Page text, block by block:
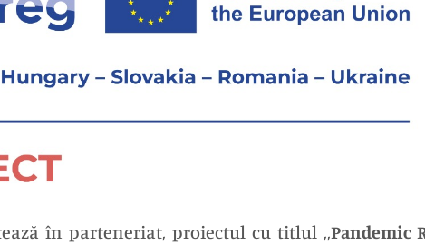
în parteneriat, proiectul cu titlul ,,Pandemic